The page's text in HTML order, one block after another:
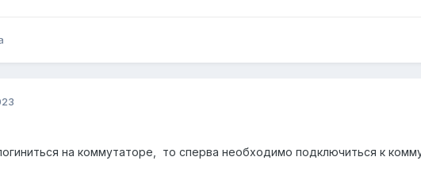
на коммутаторе, то сперва необходимо подключиться к